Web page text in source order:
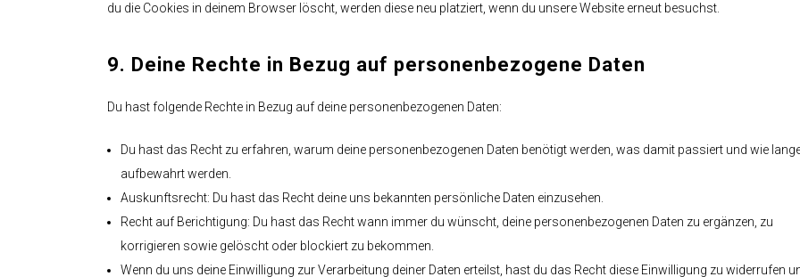
du die Cookies in deinem Browser löscht, werden diese neu platziert, wenn du unsere Website erneut besuchst.
9. Deine Rechte in Bezug auf personenbezogene Daten
Du hast folgende Rechte in Bezug auf deine personenbezogenen Daten:
Du hast das Recht zu erfahren, warum deine personenbezogenen Daten benötigt werden, was damit passiert und wie
aufbewahrt werden.
Auskunftsrecht: Du hast das Recht deine uns bekannten persönliche Daten einzusehen.
Recht auf Berichtigung: Du hast das Recht wann immer du wünscht, deine personenbezogenen Daten zu ergänzen, zu
korrigieren sowie gelöscht oder blockiert zu bekommen.
Wenn du uns deine Einwilligung zur Verarbeitung deiner Daten erteilst, hast du das Recht diese Einwilligung zu widerrufen